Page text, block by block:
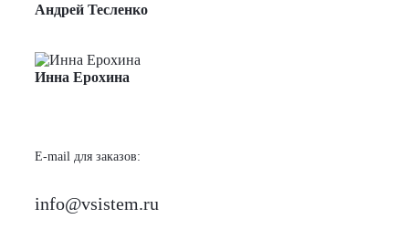
Андрей Тесленко
Инна Ерохина
E-mail для заказов:
info@vsistem.ru